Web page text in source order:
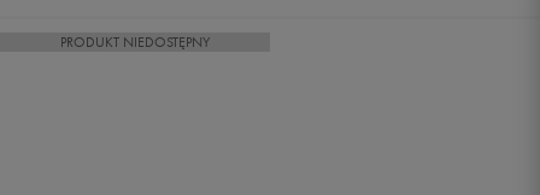
PRODUKT NIEDOSTĘPNY